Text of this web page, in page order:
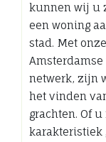
kunnen wij u
een woning
stad. Met
netwerk, zijn
het vinden
grachten. Of
karakteristiek